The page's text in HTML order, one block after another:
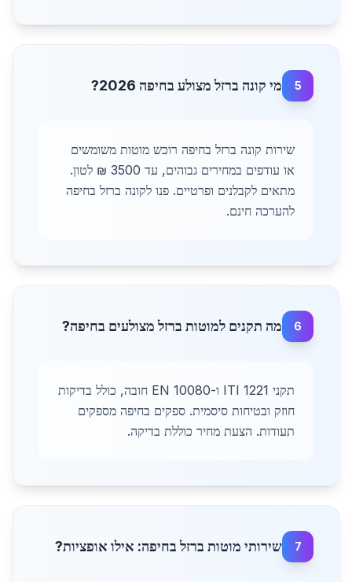
5 מי קונה ברזל מצולע בחיפה 2026?
שירות קונה ברזל בחיפה רוכש מוטות משומשים
או עודפים במחירים גבוהים, עד 3500 ₪ לטון.
מתאים לקבלנים ופרטיים. פנו לקונה ברזל בחיפה
להערכה חינם.
6 מה תקנים למוטות ברזל מצולעים בחיפה?
תקני ITI 1221 ו-EN 10080 חובה, כולל בדיקות
חוזק ובטיחות סיסמית. ספקים בחיפה מספקים
תעודות. הצעת מחיר כוללת בדיקה.
7 שירותי מוטות ברזל בחיפה: אילו אופציות?